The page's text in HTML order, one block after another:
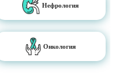
Нефрология
Онкология